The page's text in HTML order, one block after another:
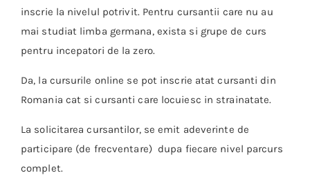
inscrie la nivelul potrivit. Pentru cursantii care nu au
mai studiat limba germana, exista si grupe de curs
pentru incepatori de la zero.
Da, la cursurile online se pot inscrie atat cursanti din
Romania cat si cursanti care locuiesc in strainatate.
La solicitarea cursantilor, se emit adeverinte de
participare (de frecventare) dupa fiecare nivel parcurs
complet.